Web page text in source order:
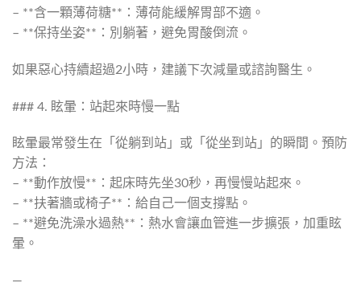
– **含一顆薄荷糖**：薄荷能緩解胃部不適。
– **保持坐姿**：別躺著，避免胃酸倒流。
如果惡心持續超過2小時，建議下次減量或諮詢醫生。
### 4. 眩暈：站起來時慢一點
眩暈最常發生在「從躺到站」或「從坐到站」的瞬間。預防
方法：
– **動作放慢**：起床時先坐30秒，再慢慢站起來。
– **扶著牆或椅子**：給自己一個支撐點。
– **避免洗澡水過熱**：熱水會讓血管進一步擴張，加重眩
暈。
—